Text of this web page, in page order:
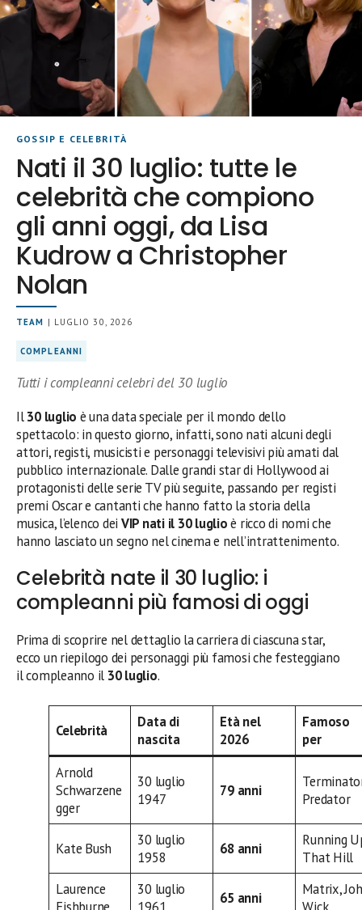
GOSSIP E CELEBRITÀ
Nati il 30 luglio: tutte le
celebrità che compiono
gli anni oggi, da Lisa
Kudrow a Christopher
Nolan
TEAM | LUGLIO 30, 2026
COMPLEANNI
Tutti i compleanni celebri del 30 luglio
Il30 luglio è una data speciale per il mondo dello
spettacolo: in questo giorno, infatti, sono nati alcuni degli
attori, registi, musicisti e personaggi televisivi più amati dal
pubblico internazionale. Dalle grandi star di Hollywood ai
protagonisti delle serie TV più seguite, passando per registi
premi Oscar e cantanti che hanno fatto la storia della
musica, l’elenco dei VIP nati il 30 luglioè ricco di nomi che
hanno lasciato un segno nel cinema e nell’intrattenimento.
Celebrità nate il 30 luglio: i
compleanni più famosi di oggi
Prima di scoprire nel dettaglio la carriera di ciascuna star,
ecco un riepilogo dei personaggi più famosi che festeggiano
il compleanno il 30 luglio.
Celebrità
Data di
nascita
Età nel
2026
Famoso
per
Arnold
Schwarzene
gger
30 luglio
1947
79 anni
Predator
Kate Bush
30 luglio
1958
68 anni
Running
That Hill
Laurence
30 luglio
65 anni
Matrix,